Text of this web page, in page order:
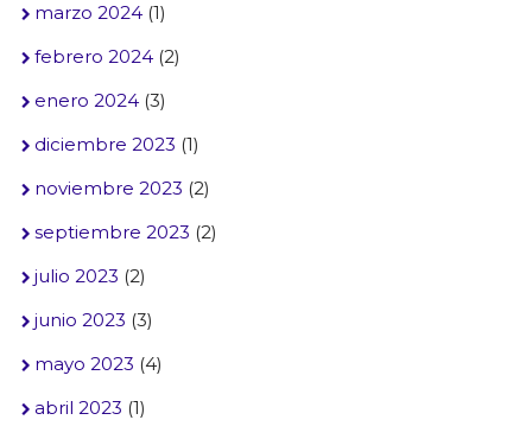
marzo 2024(1)
febrero 2024(2)
enero 2024(3)
diciembre 2023 (1)
noviembre 2023 (2)
septiembre 2023 (2)
julio 2023 (2)
junio 2023 (3)
mayo 2023 (4)
abril 2023 (1)